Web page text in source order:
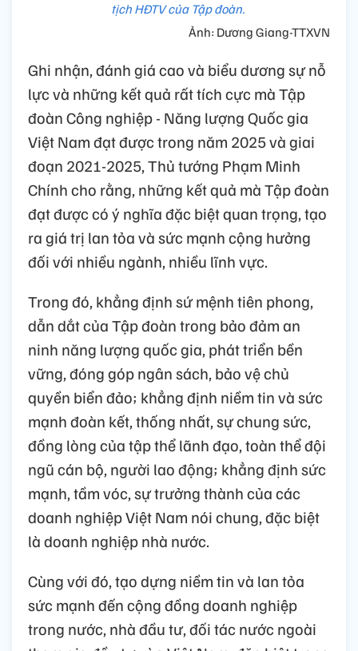
tịch HĐTV của Tập đoàn.
Ảnh: Dương Giang-TTXVN
Ghi nhận, đánh giá cao và biểu dương sự nỗ
lực và những kết quả rất tích cực mà Tập
đoàn Công nghiệp - Năng lượng Quốc gia
Việt Nam đạt được trong năm 2025 và giai
đoạn 2021-2025, Thủ tướng Phạm Minh
Chính cho rằng, những kết quả mà Tập đoàn
đạt được có ý nghĩa đặc biệt quan trọng, tạo
ra giá trị lan tỏa và sức mạnh cộng hưởng
đối với nhiều ngành, nhiều lĩnh vực.
Trong đó, khẳng định sứ mệnh tiên phong,
dẫn dắt của Tập đoàn trong bảo đảm an
ninh năng lượng quốc gia, phát triển bền
vững, đóng góp ngân sách, bảo vệ chủ
quyền biển đảo; khẳng định niềm tin và sức
mạnh đoàn kết, thống nhất, sự chung sức,
đồng lòng của tập thể lãnh đạo, toàn thể đội
ngũ cán bộ, người lao động; khẳng định sức
mạnh, tầm vóc, sự trưởng thành của các
doanh nghiệp Việt Nam nói chung, đặc biệt
là doanh nghiệp nhà nước.
Cùng với đó, tạo dựng niềm tin và lan tỏa
sức mạnh đến cộng đồng doanh nghiệp
trong nước, nhà đầu tư, đối tác nước ngoài